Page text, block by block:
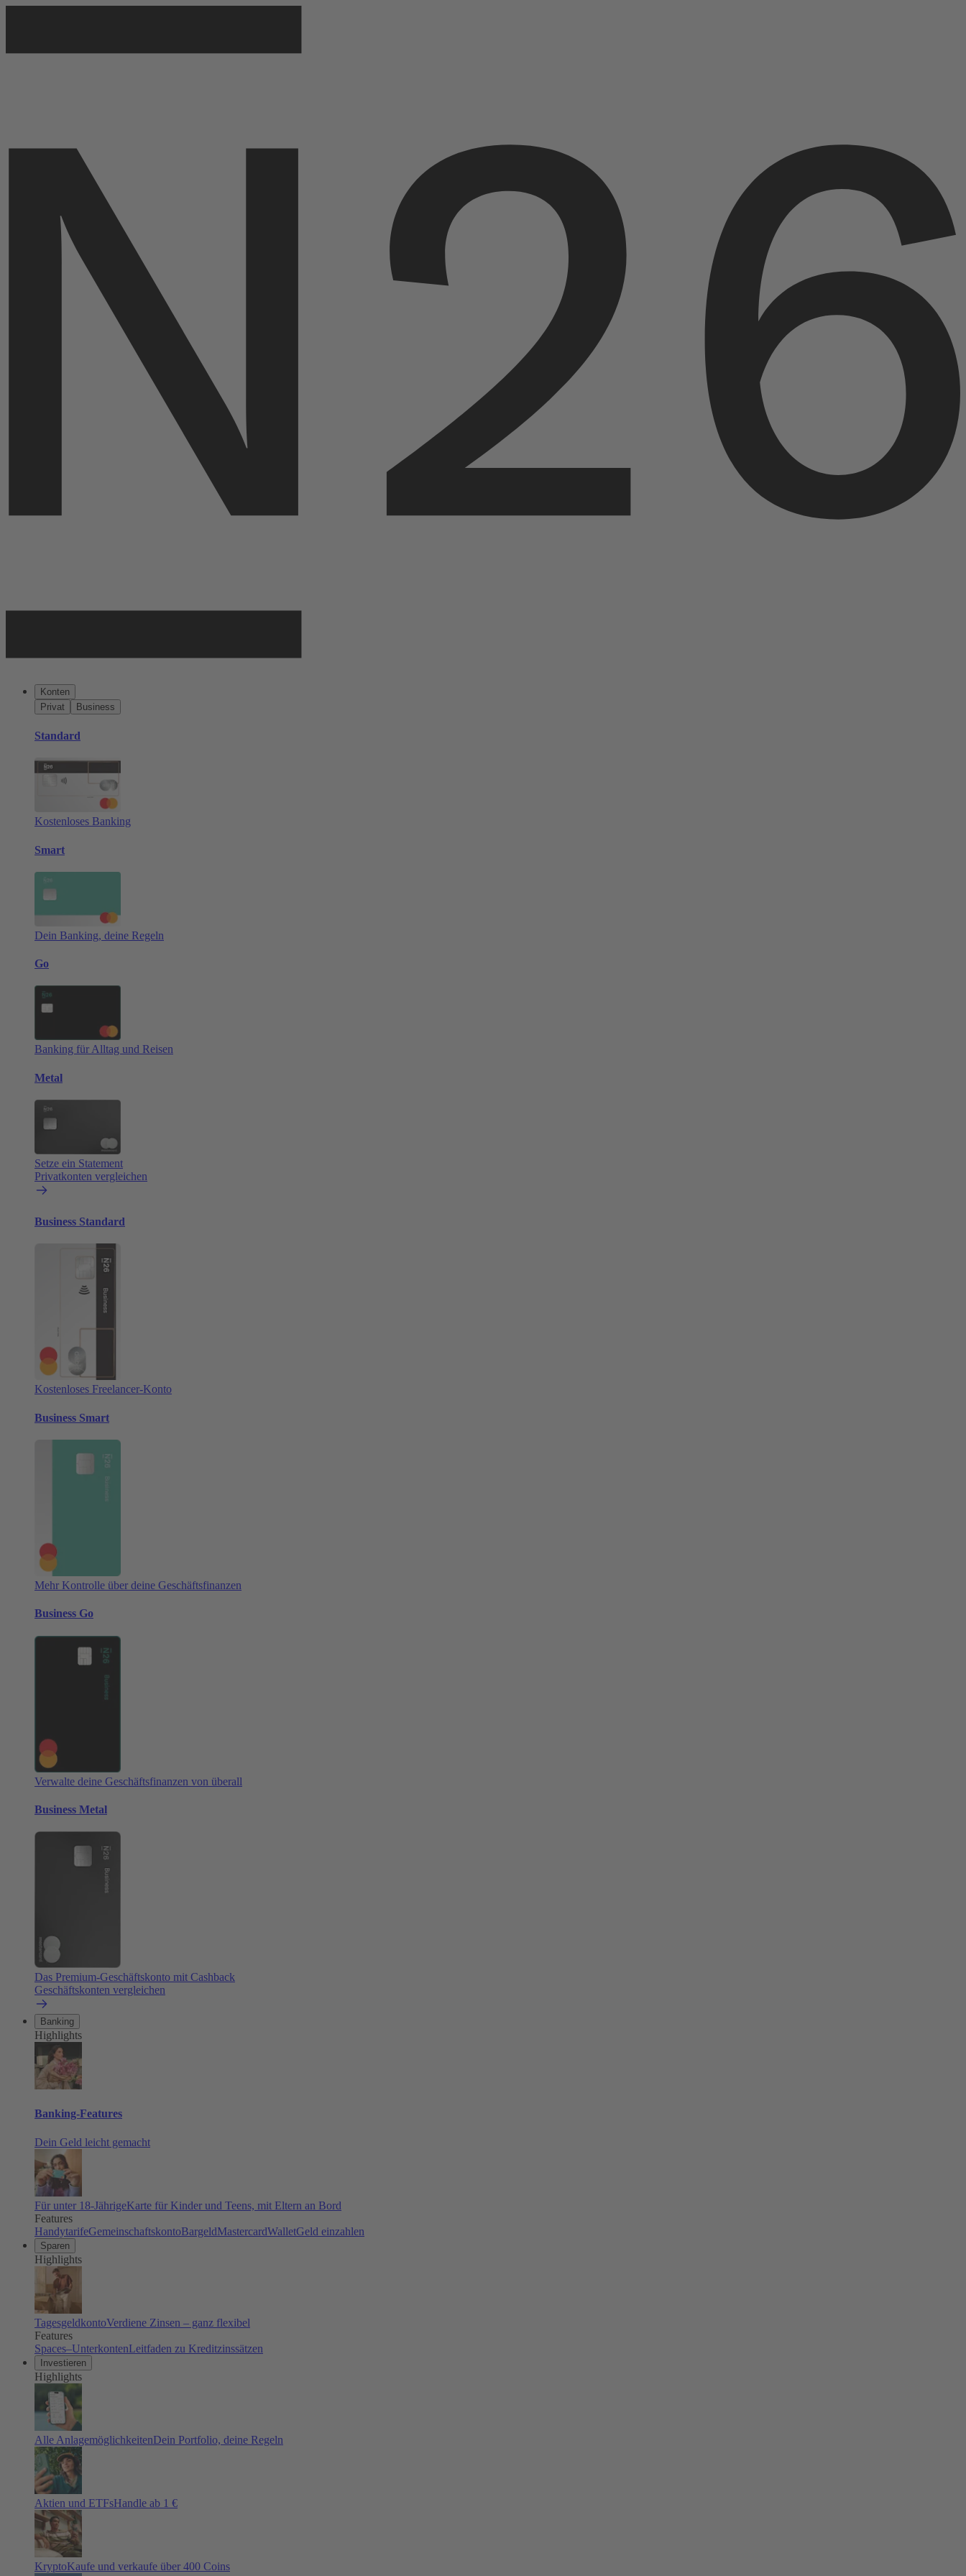
Konten
Privat
Business
Standard
Kostenloses Banking
Smart
Dein Banking, deine Regeln
Go
Banking für Alltag und Reisen
Metal
Setze ein Statement
Privatkonten vergleichen
Business Standard
Kostenloses Freelancer-Konto
Business Smart
Mehr Kontrolle über deine Geschäftsfinanzen
Business Go
Verwalte deine Geschäftsfinanzen von überall
Business Metal
Das Premium-Geschäftskonto mit Cashback
Geschäftskonten vergleichen
Banking
Highlights
Banking-Features
Dein Geld leicht gemacht
Für unter 18-JährigeKarte für Kinder und Teens, mit Eltern an Bord
Features
HandytarifeGemeinschaftskontoBargeldMastercardWalletGeld einzahlen
Sparen
Highlights
TagesgeldkontoVerdiene Zinsen – ganz flexibel
Features
Spaces–UnterkontenLeitfaden zu Kreditzinssätzen
Investieren
Highlights
Alle AnlagemöglichkeitenDein Portfolio, deine Regeln
Aktien und ETFsHandle ab 1 €
KryptoKaufe und verkaufe über 400 Coins